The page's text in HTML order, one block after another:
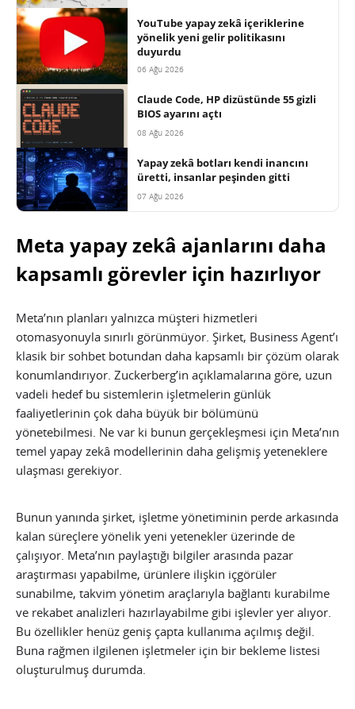
YouTube yapay zekâ içeriklerine
yönelik yeni gelir politikasını
duyurdu
06 Ağu 2026
Claude Code, HP dizüstünde 55 gizli
BIOS ayarını açtı
08 Ağu 2026
Yapay zekâ botları kendi inancını
üretti, insanlar peşinden gitti
07 Ağu 2026
Meta yapay zekâ ajanlarını daha
kapsamlı görevler için hazırlıyor
Meta’nın planları yalnızca müşteri hizmetleri
otomasyonuyla sınırlı görünmüyor. Şirket, Business Agent’ı
klasik bir sohbet botundan daha kapsamlı bir çözüm olarak
konumlandırıyor. Zuckerberg’in açıklamalarına göre, uzun
vadeli hedef bu sistemlerin işletmelerin günlük
faaliyetlerinin çok daha büyük bir bölümünü
yönetebilmesi. Ne var ki bunun gerçekleşmesi için Meta’nın
temel yapay zekâ modellerinin daha gelişmiş yeteneklere
ulaşması gerekiyor.
Bunun yanında şirket, işletme yönetiminin perde arkasında
kalan süreçlere yönelik yeni yetenekler üzerinde de
çalışıyor. Meta’nın paylaştığı bilgiler arasında pazar
araştırması yapabilme, ürünlere ilişkin içgörüler
sunabilme, takvim yönetim araçlarıyla bağlantı kurabilme
ve rekabet analizleri hazırlayabilme gibi işlevler yer alıyor.
Bu özellikler henüz geniş çapta kullanıma açılmış değil.
Buna rağmen ilgilenen işletmeler için bir bekleme listesi
oluşturulmuş durumda.